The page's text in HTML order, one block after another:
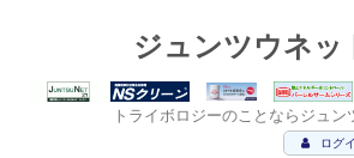
ジュンツウネッ
トライボロジーのことならジュン
ログ